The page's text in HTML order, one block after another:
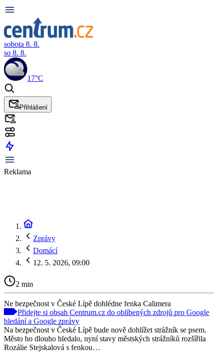
sobota 8. 8.
so 8. 8.
17°C
Přihlášení
Reklama
Zprávy
Domácí
12. 5. 2026, 09:00
2 min
Ne bezpečnost v České Lípě dohlédne fenka Calimera
Přidejte si obsah Centrum.cz do oblíbených zdrojů pro Google
hledání a Google zprávy
Na bezpečnost v České Lípě bude nově dohlížet strážník se psem.
Město ho dlouho hledalo, nyní stavy městských strážníků rozšířila
Rozálie Stejskalová s fenkou…